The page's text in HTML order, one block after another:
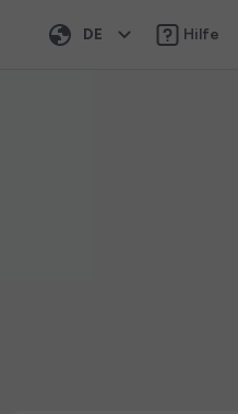
DE Hilfe